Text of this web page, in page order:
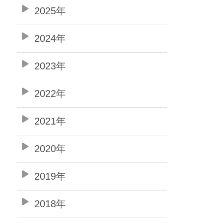
2025年
2024年
2023年
2022年
2021年
2020年
2019年
2018年